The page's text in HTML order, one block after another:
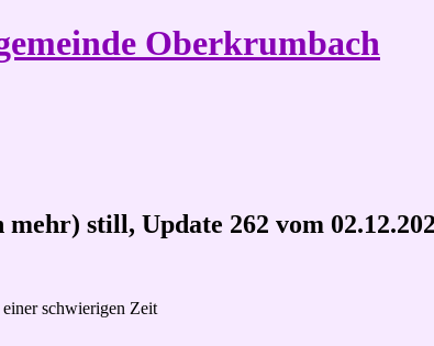
Oberkrumbach
still, Update 262 vom
schwierigen Zeit